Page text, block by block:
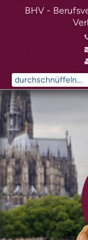
BHV -
Suchen
...